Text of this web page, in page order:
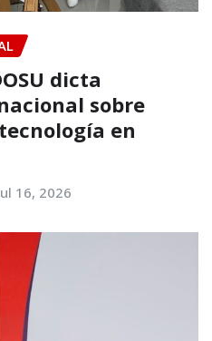
dicta
sobre
en
16, 2026